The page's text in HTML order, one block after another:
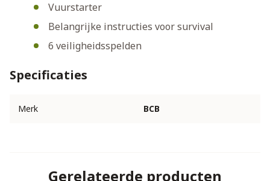
Vuurstarter
Belangrijke instructies voor survival
6 veiligheidsspelden
Specificaties
Merk BCB
Gerelateerde producten